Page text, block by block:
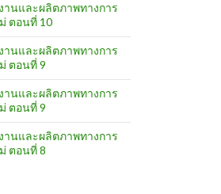
นและผลิตภาพทางการ
ตอนที่ 10
นและผลิตภาพทางการ
ตอนที่ 9
นและผลิตภาพทางการ
ตอนที่ 9
นและผลิตภาพทางการ
ตอนที่ 8